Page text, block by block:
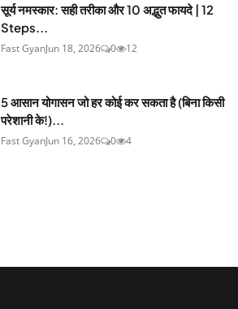
सूर्य नमस्कार: सही तरीका और 10 अद्भुत फायदे | 12
Steps...
Fast GyanJun 18, 2026 0 12
5 आसान योगासन जो हर कोई कर सकता है (बिना किसी
परेशानी के!)...
Fast GyanJun 16, 2026 0 4